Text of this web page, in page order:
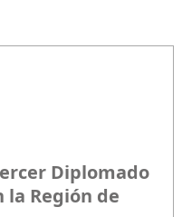
Diplomado
la Región de